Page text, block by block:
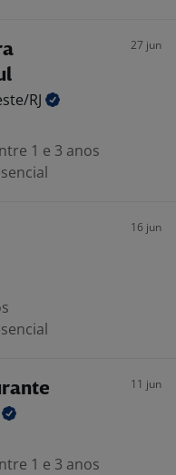
27 jun
RJ
1 e 3 anos
16 jun
11 jun
1 e 3 anos